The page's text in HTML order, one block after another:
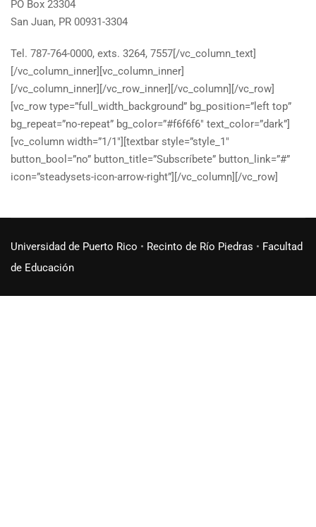
PO Box 23304
San Juan, PR 00931-3304
Tel. 787-764-0000, exts. 3264, 7557[/vc_column_text]
[/vc_column_inner][vc_column_inner]
[/vc_column_inner][/vc_row_inner][/vc_column][/vc_row]
[vc_row type=”full_width_background” bg_position=”left top”
bg_repeat=”no-repeat” bg_color=”#f6f6f6″ text_color=”dark”]
[vc_column width=”1/1″][textbar style=”style_1″
button_bool=”no” button_title=”Subscríbete” button_link=”#”
icon=”steadysets-icon-arrow-right”][/vc_column][/vc_row]
Universidad de Puerto Rico • Recinto de Río Piedras • Facultad
de Educación